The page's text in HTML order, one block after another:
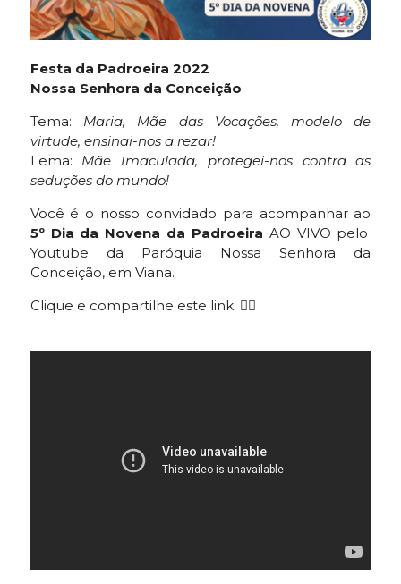
Festa da Padroeira 2022
Nossa Senhora da Conceição
Tema: Maria, Mãe das Vocações, modelo de
virtude, ensinai-nos a rezar!
Lema: Mãe Imaculada, protegei-nos contra as
seduções do mundo!
Você é o nosso convidado para acompanhar ao
5º Dia da Novena da Padroeira AO VIVO pelo
Youtube da Paróquia Nossa Senhora da
Conceição, em Viana.
Clique e compartilhe este link: 👇🏻